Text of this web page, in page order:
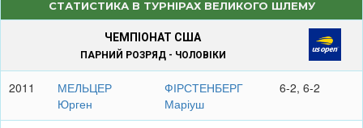
СТАТИСТИКА В ТУРНІРАХ ВЕЛИКОГО ШЛЕМУ
ЧЕМПІОНАТ США
ПАРНИЙ РОЗРЯД - ЧОЛОВІКИ
2011
МЕЛЬЦЕР
Юрген
ФІРСТЕНБЕРГ
Маріуш
6-2, 6-2